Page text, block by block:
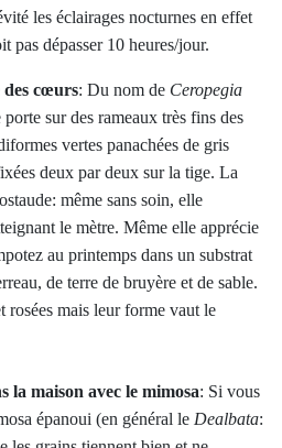
les éclairages nocturnes en effet
pas dépasser 10 heures/jour.
des cœurs: Du nom de Ceropegia
sur des rameaux très fins des
vertes panachées de gris
deux par deux sur la tige. La
même sans soin, elle
le mètre. Même elle apprécie
au printemps dans un substrat
de terre de bruyère et de sable.
rosées mais leur forme vaut le
la maison avec le mimosa: Si vous
épanoui (en général le Dealbata: